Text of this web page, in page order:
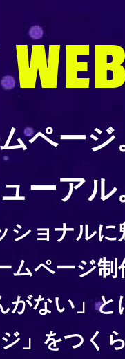
ページ
ーアル
ョナルに
ページ制
ない」と
」をつく